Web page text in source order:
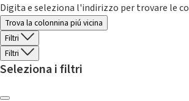
Digita e seleziona l'indirizzo per trovare le
Trova la colonnina piú vicina
Filtri
Filtri
Seleziona i filtri